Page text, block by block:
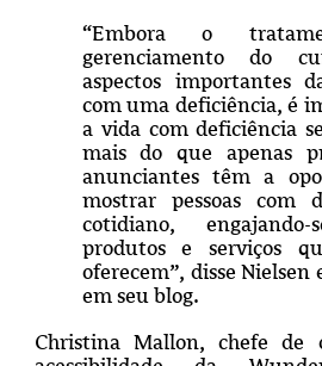
“Embora o
gerenciamento do
aspectos importantes
com uma deficiência, é
a vida com deficiência
mais do que apenas
anunciantes têm a
mostrar pessoas com
cotidiano,
produtos e serviços
oferecem”, disse Nielsen
em seu blog.
Christina Mallon, chefe de